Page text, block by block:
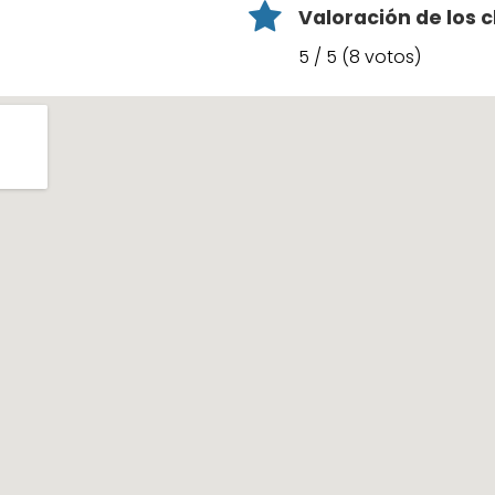
Valoración de los
5 / 5 (8 votos)